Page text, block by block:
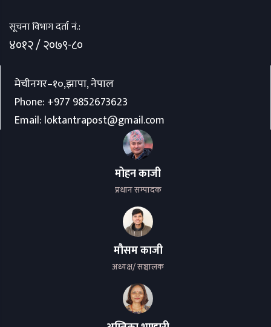
सूचना विभाग दर्ता नं.:
४०१२ / २०७९-८०
मेचीनगर–१०,झापा, नेपाल
Phone: +977 9852673623
Email: loktantrapost@gmail.com
मोहन काजी
प्रधान सम्पादक
मौसम काजी
अध्यक्ष/ सञ्चालक